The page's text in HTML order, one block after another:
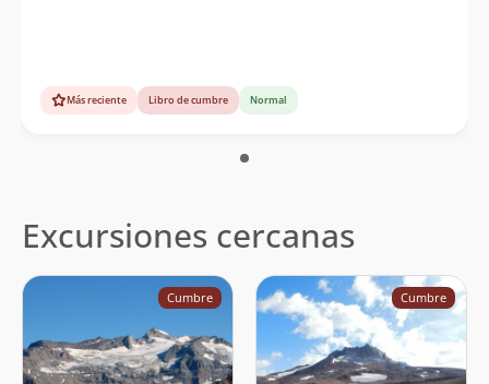
Más reciente Libro de cumbre Normal
Excursiones cercanas
Cumbre Cumbre